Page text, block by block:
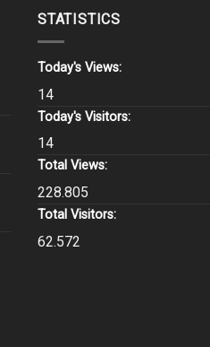
STATISTICS
Today's Views:
14
Today's Visitors:
14
Total Views:
228.805
Total Visitors:
62.572